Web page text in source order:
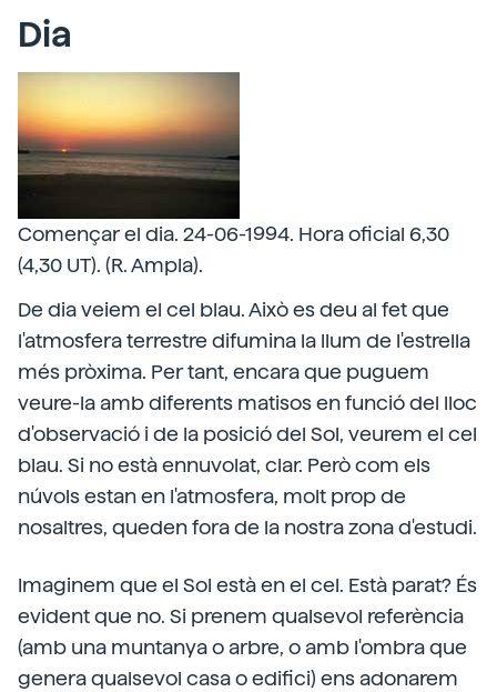
Dia
Començar el dia. 24-06-1994. Hora oficial 6,30
(4,30 UT). (R. Ampla).
De dia veiem el cel blau. Això es deu al fet que
l'atmosfera terrestre difumina la llum de l'estrella
més pròxima. Per tant, encara que puguem
veure-la amb diferents matisos en funció del lloc
d'observació i de la posició del Sol, veurem el cel
blau. Si no està ennuvolat, clar. Però com els
núvols estan en l'atmosfera, molt prop de
nosaltres, queden fora de la nostra zona d'estudi.
Imaginem que el Sol està en el cel. Està parat? És
evident que no. Si prenem qualsevol referència
(amb una muntanya o arbre, o amb l'ombra que
genera qualsevol casa o edifici) ens adonarem